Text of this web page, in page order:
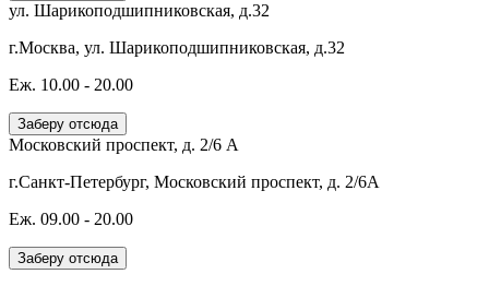
ул. Шарикоподшипниковская, д.32
г.Москва, ул. Шарикоподшипниковская, д.32
Еж. 10.00 - 20.00
Заберу отсюда
Московский проспект, д. 2/6 А
г.Санкт-Петербург, Московский проспект, д. 2/6А
Еж. 09.00 - 20.00
Заберу отсюда